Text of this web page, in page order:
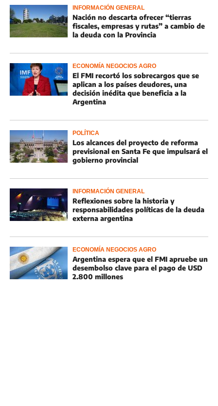
INFORMACIÓN GENERAL
Nación no descarta ofrecer “tierras
fiscales, empresas y rutas” a cambio de
la deuda con la Provincia
ECONOMÍA NEGOCIOS AGRO
El FMI recortó los sobrecargos que se
aplican a los países deudores, una
decisión inédita que beneficia a la
Argentina
POLÍTICA
Los alcances del proyecto de reforma
previsional en Santa Fe que impulsará el
gobierno provincial
INFORMACIÓN GENERAL
Reflexiones sobre la historia y
responsabilidades políticas de la deuda
externa argentina
ECONOMÍA NEGOCIOS AGRO
Argentina espera que el FMI apruebe un
desembolso clave para el pago de USD
2.800 millones